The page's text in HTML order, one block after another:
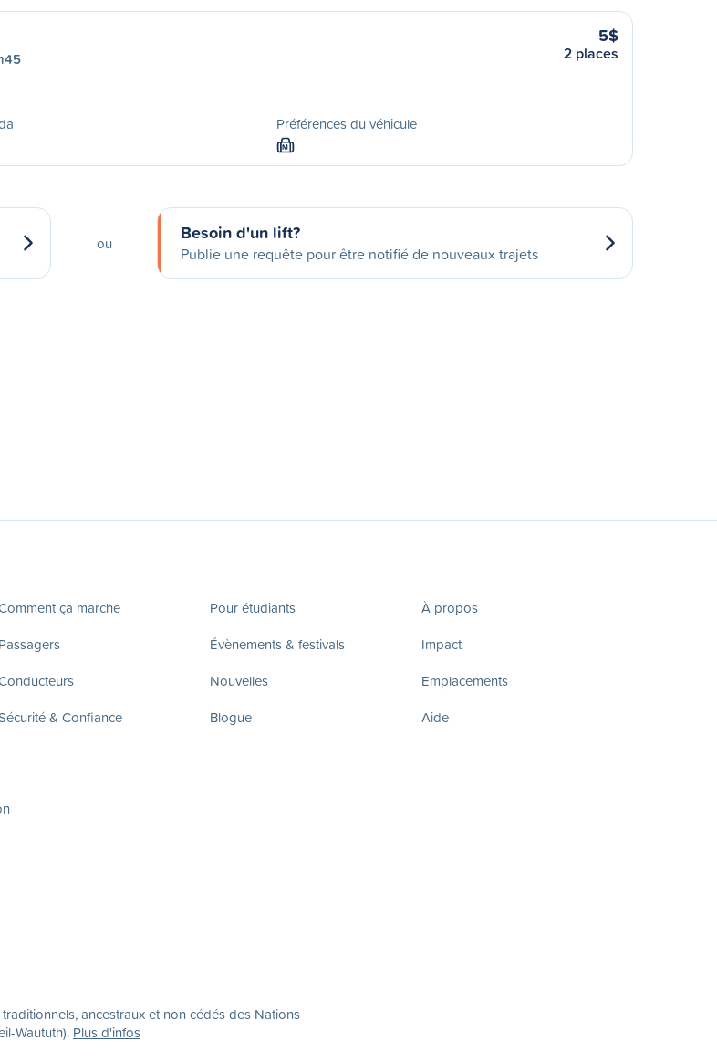
Préférences du véhicule
M
5$
2 places
ou Besoin d'un lift?
Publie une requête pour être notifié de nouveaux trajets
ça marche
Passagers
& Confiance
Pour étudiants
Évènements & festivals
Nouvelles
Blogue
À propos
Impact
Emplacements
Aide
ancestraux et non cédés des Nations
Waututh). Plus d'infos